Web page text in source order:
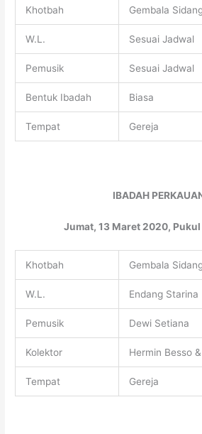
Khotbah Gembala
W.L. Sesuai Jadwal
Pemusik Sesuai Jadwal
Bentuk Ibadah Biasa
Tempat Gereja
IBADAH
Jumat, 13 Maret 2020,
Khotbah Gembala
W.L. Endang Starina
Pemusik Dewi Setiana
Kolektor Hermin Besso
Tempat Gereja